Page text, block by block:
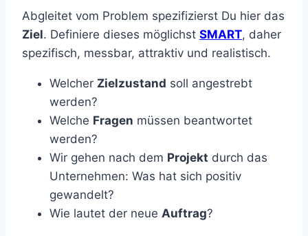
Abgleitet vom Problem spezifizierst Du hier das
Ziel. Definiere dieses möglichst SMART, daher
spezifisch, messbar, attraktiv und realistisch.
Welcher Zielzustand soll angestrebt
werden?
Welche Fragen müssen beantwortet
werden?
Wir gehen nach dem Projekt durch das
Unternehmen: Was hat sich positiv
gewandelt?
Wie lautet der neue Auftrag?